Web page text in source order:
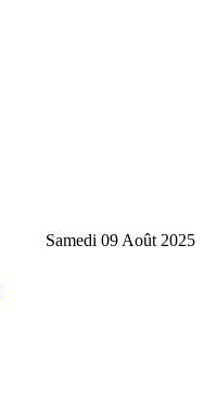
Samedi 09 Août 2025